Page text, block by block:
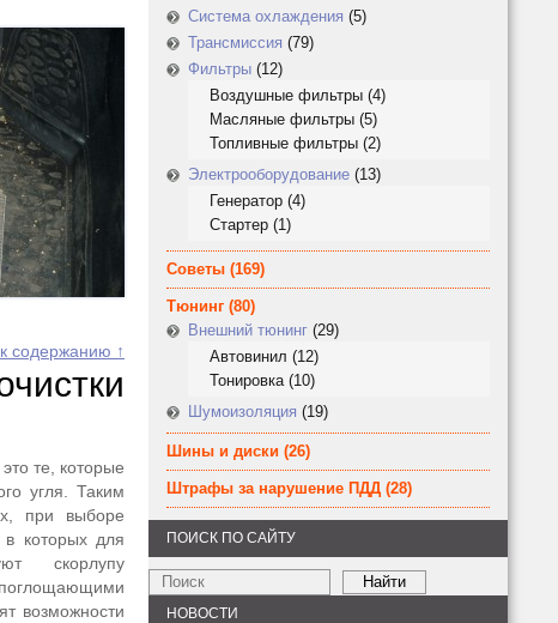
к содержанию ↑
те, которые
угля. Таким
при выборе
в которых для
скорлупу
поглощающими
возможности
Система охлаждения (5)
Трансмиссия (79)
Фильтры (12)
Воздушные фильтры (4)
Масляные фильтры (5)
Топливные фильтры (2)
Электрооборудование (13)
Генератор (4)
Стартер (1)
Советы (169)
Тюнинг (80)
Внешний тюнинг (29)
Автовинил (12)
Тонировка(10)
Шумоизоляция (19)
Шины и диски (26)
Штрафы за нарушение ПДД (28)
ПОИСК ПО САЙТУ
НОВОСТИ